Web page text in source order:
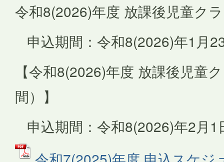
令和8(2026)年度 放課後児童ク
申込期間：令和8(2026)年1月
【令和8(2026)年度 放課後児童
間）】
申込期間：令和8(2026)年2月1